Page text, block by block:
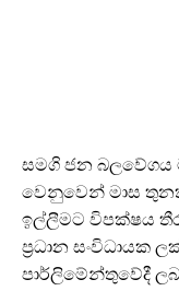
සමගි ජන බලවේගය
වෙනුවෙන් මාස
ඉල්ලීමට විපක්ෂය
ප‍්‍රධාන සංවිධායක
පාර්ලිමේන්තුවේදී